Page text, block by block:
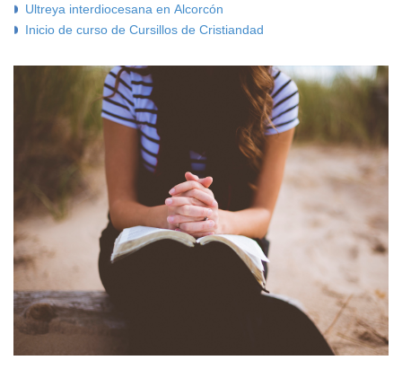
Ultreya interdiocesana en Alcorcón
Inicio de curso de Cursillos de Cristiandad